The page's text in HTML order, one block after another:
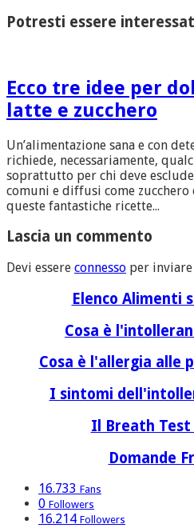
Potresti essere
Ecco tre idee per
latte e zucchero
Un’alimentazione sana e con
richiede, necessariamente,
soprattutto per chi deve
comuni e diffusi come zucchero
queste fantastiche ricette...
Lascia un commento
Devi essere connesso per
Elenco Alimenti
Cosa è
Cosa è l'allergia alle
I sintomi
Il Breath
Domande
16.733 Fans
0 Followers
16.214 Followers